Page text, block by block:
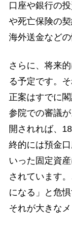
口座や銀行の
や死亡保険の
海外送金など
さらに、将来
る予定です。
正案はすでに
参院での審議
開されれば、
終的には預金
いった固定資
されています
になる」と危
それが大きな